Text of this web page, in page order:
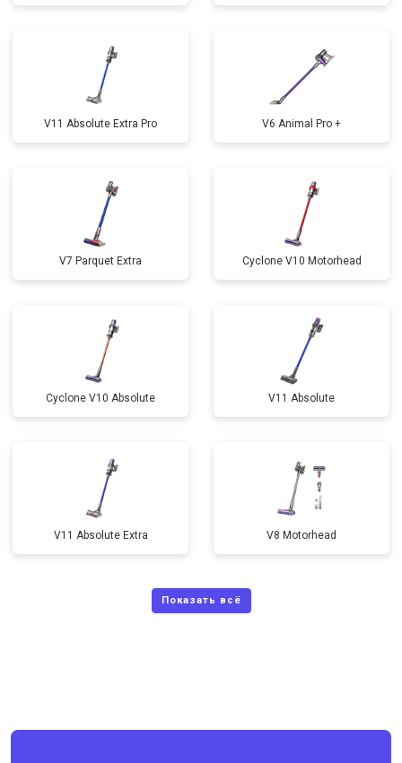
V11 Absolute Extra Pro V6 Animal Pro +
V7 Parquet Extra Cyclone V10 Motorhead
Cyclone V10 Absolute V11 Absolute
V11 Absolute Extra V8 Motorhead